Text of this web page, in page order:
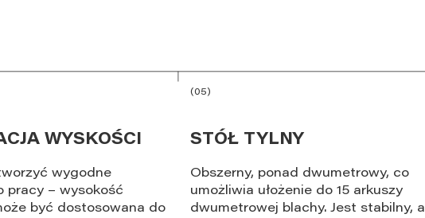
WYSKOŚCI
wygodne
pracy – wysokość
być dostosowana do
(05)
STÓŁ TYLNY
Obszerny, ponad dwumetrowy, co
umożliwia ułożenie do 15 arkuszy
dwumetrowej blachy. Jest stabilny, a